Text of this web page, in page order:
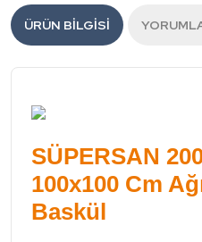
ÜRÜN BILGISI
SÜPERSAN
100x100 Cm
Baskül